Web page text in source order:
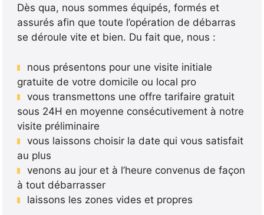
Dès qua, nous sommes équipés, formés et
assurés afin que toute l’opération de débarras
se déroule vite et bien. Du fait que, nous :
nous présentons pour une visite initiale
gratuite de votre domicile ou local pro
vous transmettons une offre tarifaire gratuit
sous 24H en moyenne consécutivement à notre
visite préliminaire
vous laissons choisir la date qui vous satisfait
au plus
venons au jour et à l’heure convenus de façon
à tout débarrasser
laissons les zones vides et propres